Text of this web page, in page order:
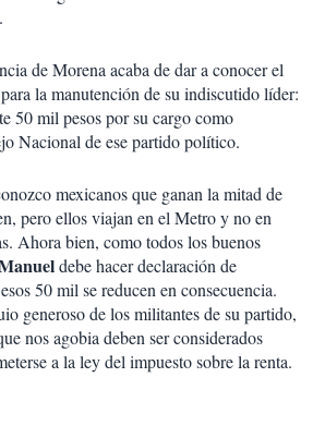
de Morena acaba de dar a conocer el
la manutención de su indiscutido líder:
50 mil pesos por su cargo como
Nacional de ese partido político.
mexicanos que ganan la mitad de
pero ellos viajan en el Metro y no en
Ahora bien, como todos los buenos
debe hacer declaración de
50 mil se reducen en consecuencia.
generoso de los militantes de su partido,
nos agobia deben ser considerados
a la ley del impuesto sobre la renta.